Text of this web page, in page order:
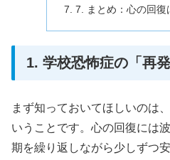
7. まとめ：心の回復
1. 学校恐怖症の「再
まず知っておいてほしいのは、
いうことです。心の回復には
期を繰り返しながら少しずつ